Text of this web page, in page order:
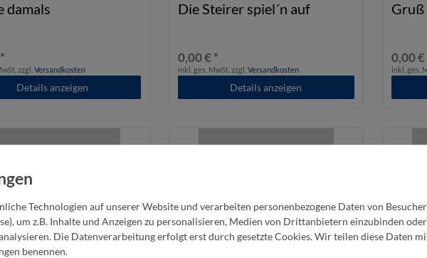
damals
zzgl.Versandkosten
Details anzeigen
Die Steirer spiel´n auf
0,00 € *
inkl. ges. MwSt. zzgl.Versandkosten
Details anzeigen
Gruß
0,00 €
inkl. ges.
Technologien auf unserer Website und verarbeiten personenbezogene Daten von
um z.B. Inhalte und Anzeigen zu personalisieren, Medien von Drittanbietern einzubinden oder
Die Datenverarbeitung erfolgt erst durch gesetzte Cookies. Wir teilen diese Daten
benennen.